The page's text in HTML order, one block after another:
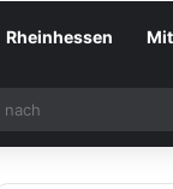
Rheinhessen